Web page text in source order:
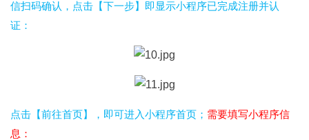
信扫码确认，点击【下一步】即显示小程序已完成注册并认
证：
点击【前往首页】，即可进入小程序首页； 需要填写小程序信
息：